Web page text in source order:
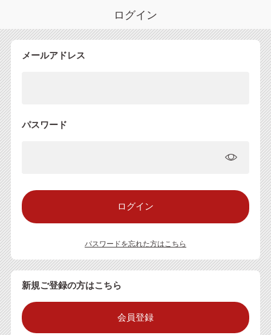
ログイン
メールアドレス
パスワード
パスワードを忘れた方はこちら
新規ご登録の方はこちら
会員登録